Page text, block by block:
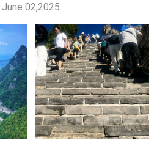
June 02,2025